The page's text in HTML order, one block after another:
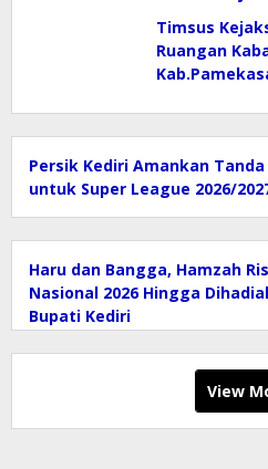
Mobil
Timsus
Ruangan
Persik Kediri Amankan
untuk Super League 2026/
Haru dan Bangga, Hamzah
Nasional 2026 Hingga
Bupati Kediri
View